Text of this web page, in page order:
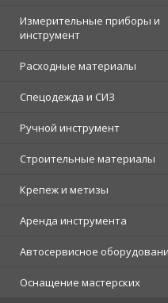
Измерительные приборы и
инструмент
Расходные материалы
Спецодежда и СИЗ
Ручной инструмент
Строительные материалы
Крепеж и метизы
Аренда инструмента
Автосервисное
Оснащение мастерских